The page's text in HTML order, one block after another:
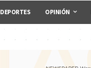
DEPORTES OPINIÓN